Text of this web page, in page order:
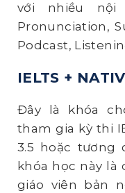
với nhiều nội
Pronunciation,
Podcast,
IELTS +
Đây là khóa
tham gia kỳ thi
3.5 hoặc tương
khóa học này là
giáo viên bản